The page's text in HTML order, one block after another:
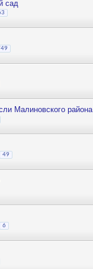
сад
Малиновского района
49
6